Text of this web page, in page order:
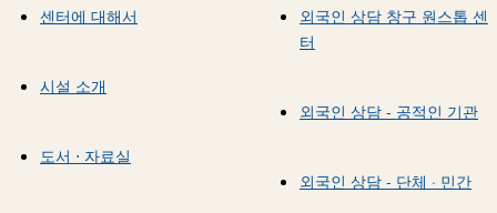
센터에 대해서
시설 소개
도서 ⋅ 자료실
외국인 상담 창구 원스톱 센
터
외국인 상담 - 공적인 기관
외국인 상담 - 단체 · 민간